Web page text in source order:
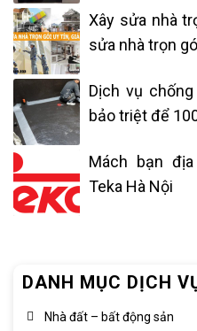
DANH MỤC DỊCH
Nhà đất – bất động sản
Xây sửa nhà
sửa nhà trọn
Dịch vụ
bảo triệt để
Mách bạn
Teka Hà Nội